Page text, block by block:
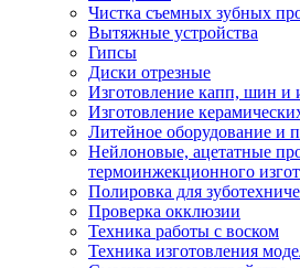
Чистка съемных зубных
Вытяжные устройства
Гипсы
Диски отрезные
Изготовление капп, шин и
Изготовление
Литейное оборудование и
Нейлоновые, ацетатные
термоинжекционного
Полировка для
Проверка окклюзии
Техника работы с воском
Техника изготовления